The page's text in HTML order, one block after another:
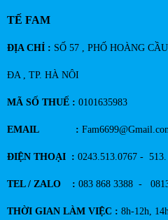
TẾ FAM
ĐỊA CHỈ : SỐ 57 , PHỐ HOÀNG
ĐA , TP. HÀ NÔI
MÃ SỐ THUẾ : 0101635983
EMAIL :
ĐIỆN THOẠI : 0243.513.0767 - 513.
TEL / ZALO : 083 868 3388 -
THỜI GIAN LÀM VIỆC : 8h-12h,